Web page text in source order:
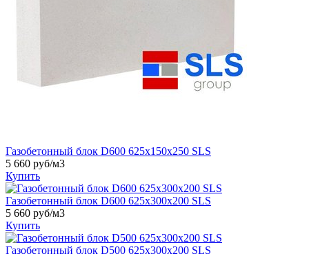
Газобетонный блок D600 625х150х250 SLS
5 660 руб/м3
Купить
Газобетонный блок D600 625х300х200 SLS
5 660 руб/м3
Купить
Газобетонный блок D500 625х300х200 SLS